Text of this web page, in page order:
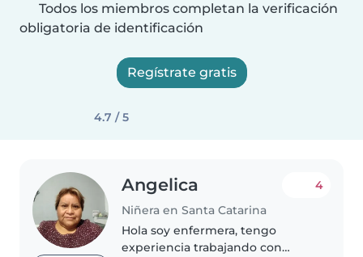
Todos los miembros completan la verificación
obligatoria de identificación
Regístrate gratis
4.7 / 5
Angelica
Niñera en Santa Catarina
4
Hola soy enfermera, tengo
experiencia trabajando con